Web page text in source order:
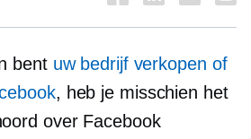
bent uw bedrijf verkopen of
, heb je misschien het
over Facebook